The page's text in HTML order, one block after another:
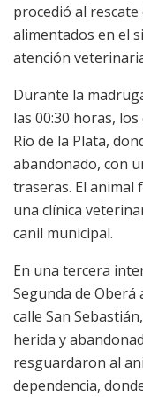
procedió al
alimentados en el
atención
Durante la
las 00:30 horas,
Río de la Plata,
abandonado, con
traseras. El animal
una clínica
canil municipal.
En una tercera
Segunda de Oberá
calle San
herida y
resguardaron al
dependencia,